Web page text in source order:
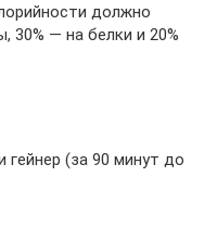
должно
30% — на белки и 20%
гейнер (за 90 минут до